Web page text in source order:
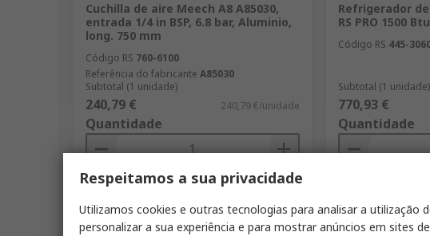
Cuchilla de aire Meech A8 A85030,
entrada 1/4 in BSP, 6.8 bar, Aluminio,
long. 750 mm
Código RS 760-6100
Referência do fabricante A85030
Subtotal (1 unidade)
240,79 € 240,79 €/unidade
Quantidade
Comparar
Refrigerador
RS PRO 1500
Código RS 445-
Subtotal (1 unidade)
770,93 €
Quantidade
Respeitamos a sua privacidade
Utilizamos cookies e outras tecnologias para analisar a utilização
personalizar a sua experiência e para mostrar anúncios em sites